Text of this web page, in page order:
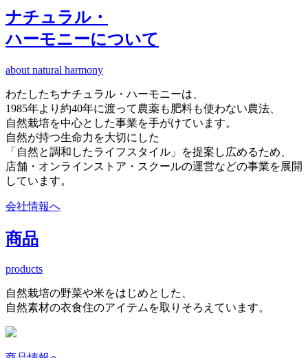
ナチュラル・
ハーモニーについて
about natural harmony
わたしたちナチュラル・ハーモニーは、
1985年より約40年に渡って農薬も肥料も使わない農法、
自然栽培を中心とした事業を手がけています。
自然が持つ生命力を大切にした
「自然と調和したライフスタイル」を提案し広めるため、
店舗・オンラインストア・スクールの運営などの事業を展開
しています。
会社情報へ
商品
products
自然栽培の野菜や米をはじめとした、
自然素材の衣食住のアイテムを取りそろえています。